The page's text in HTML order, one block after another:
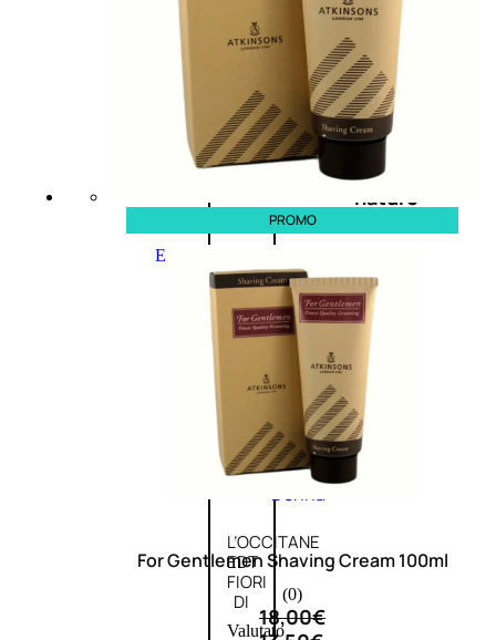
Maschere
Novità
profumi
nature
Esaurito
Fragranze
Nature
Donna
L’OCCITANE
EDT
FIORI
DI
Valutato
PROMO
For Gentlemen Shaving Cream 100ml
(0)
18,00€